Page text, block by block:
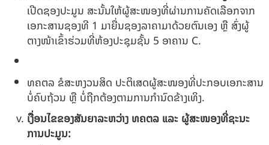
ເປີດຊອງປະມູນ ສະນັ້ນໃຫ້ຜູ້ສະໜອງທີ່ຜ່ານການຄັດເລືອກຈາກ
ເອກະສານຊອງທີ 1 ມາຍື່ນຊອງລາຄາມາດ້ວຍຕົນເອງ ຫຼື ສົ່ງຜູ້
ຕາງໜ້າເຂົ້າຮ່ວມທີ່ຫ້ອງປະຊຸມຊັ້ນ 5 ອາຄານ C.
ທຄຕລ ຂໍສະຫງວນສິດ ປະຕິເສດຜູ້ສະໜອງທີ່ປະກອບເອກະສານ
ບໍ່ຄົບຖ້ວນ ຫຼື ບໍ່ຖືກຕ້ອງຕາມການກຳນົດຂ້າງເທິງ.
ເງື່ອນໄຂຂອງສັນຍາລະຫວ່າງ ທຄຕລ ແລະ ຜູ້ສະໜອງທີ່ຊະນະ
ການປະມູນ: